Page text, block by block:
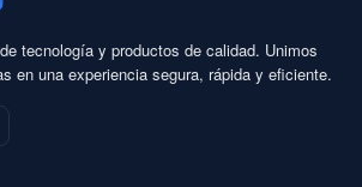
tecnología y productos de calidad. Unimos
en una experiencia segura, rápida y eficiente.